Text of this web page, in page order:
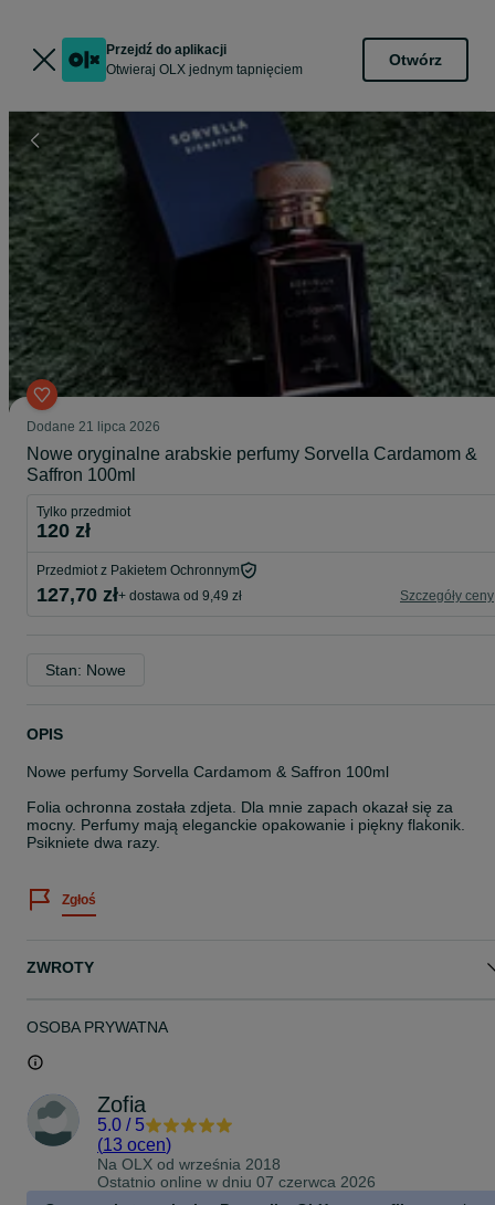
Przejdź do aplikacji
Otwieraj OLX jednym tapnięciem
Otwórz
Dodane 21 lipca 2026
Nowe oryginalne arabskie perfumy Sorvella Cardamom &
Saffron 100ml
Tylko przedmiot
120 zł
Przedmiot z Pakietem Ochronnym
127,70 zł+ dostawa od 9,49 zł Szczegóły ceny
Stan: Nowe
OPIS
Nowe perfumy Sorvella Cardamom & Saffron 100ml
Folia ochronna została zdjeta. Dla mnie zapach okazał się za
mocny. Perfumy mają eleganckie opakowanie i piękny flakonik.
Psikniete dwa razy.
Zgłoś
ZWROTY
OSOBA PRYWATNA
Zofia
5.0 / 5
(13 ocen)
Na OLX od września 2018
Ostatnio online w dniu 07 czerwca 2026